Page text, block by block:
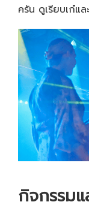
ครัน ดูเรียบเก๋แ
กิจกรรม